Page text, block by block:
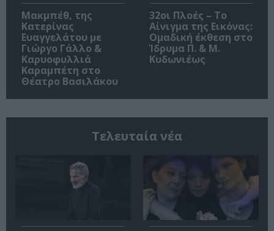
Μακμπέθ, της
Κατερίνας
Ευαγγελάτου με
Γιώργο Γάλλο &
Καρυοφυλλιά
Καραμπέτη στο
Θέατρο Βασιλάκου
32οι Πλοές – Το
Αίνιγμα της Εικόνας:
Ομαδική έκθεση στο
Ίδρυμα Π. & Μ.
Κυδωνιέως
Τελευταία νέα